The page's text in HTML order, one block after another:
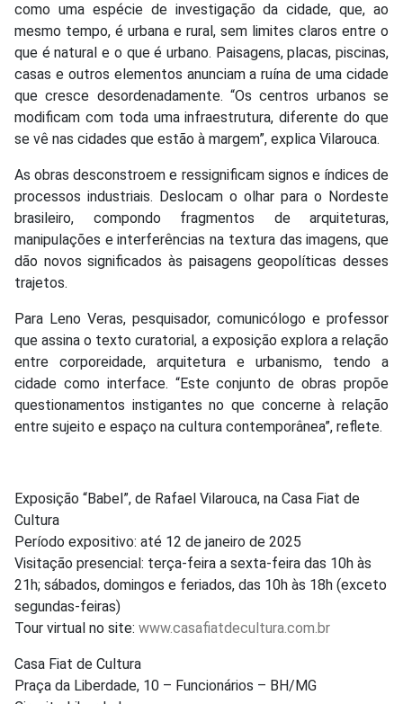
como uma espécie de investigação da cidade, que, ao
mesmo tempo, é urbana e rural, sem limites claros entre o
que é natural e o que é urbano. Paisagens, placas, piscinas,
casas e outros elementos anunciam a ruína de uma cidade
que cresce desordenadamente. “Os centros urbanos se
modificam com toda uma infraestrutura, diferente do que
se vê nas cidades que estão à margem”, explica Vilarouca.
As obras desconstroem e ressignificam signos e índices de
processos industriais. Deslocam o olhar para o Nordeste
brasileiro, compondo fragmentos de arquiteturas,
manipulações e interferências na textura das imagens, que
dão novos significados às paisagens geopolíticas desses
trajetos.
Para Leno Veras, pesquisador, comunicólogo e professor
que assina o texto curatorial, a exposição explora a relação
entre corporeidade, arquitetura e urbanismo, tendo a
cidade como interface. “Este conjunto de obras propõe
questionamentos instigantes no que concerne à relação
entre sujeito e espaço na cultura contemporânea”, reflete.
Exposição “Babel”, de Rafael Vilarouca, na Casa Fiat de
Cultura
Período expositivo: até 12 de janeiro de 2025
Visitação presencial: terça-feira a sexta-feira das 10h às
21h; sábados, domingos e feriados, das 10h às 18h (exceto
segundas-feiras)
Tour virtual no site: www.casafiatdecultura.com.br
Casa Fiat de Cultura
Praça da Liberdade, 10 – Funcionários – BH/MG